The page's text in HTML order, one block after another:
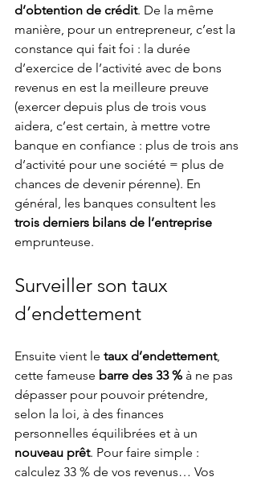
d’obtention de crédit. De la même
manière, pour un entrepreneur, c’est la
constance qui fait foi : la durée
d’exercice de l’activité avec de bons
revenus en est la meilleure preuve
(exercer depuis plus de trois vous
aidera, c’est certain, à mettre votre
banque en confiance : plus de trois ans
d’activité pour une société = plus de
chances de devenir pérenne). En
général, les banques consultent les
trois derniers bilans de l’entreprise
emprunteuse.
Surveiller son taux
d’endettement
Ensuite vient le taux d’endettement,
cette fameuse barre des 33 % à ne pas
dépasser pour pouvoir prétendre,
selon la loi, à des finances
personnelles équilibrées et à un
nouveau prêt. Pour faire simple :
calculez 33 % de vos revenus… Vos